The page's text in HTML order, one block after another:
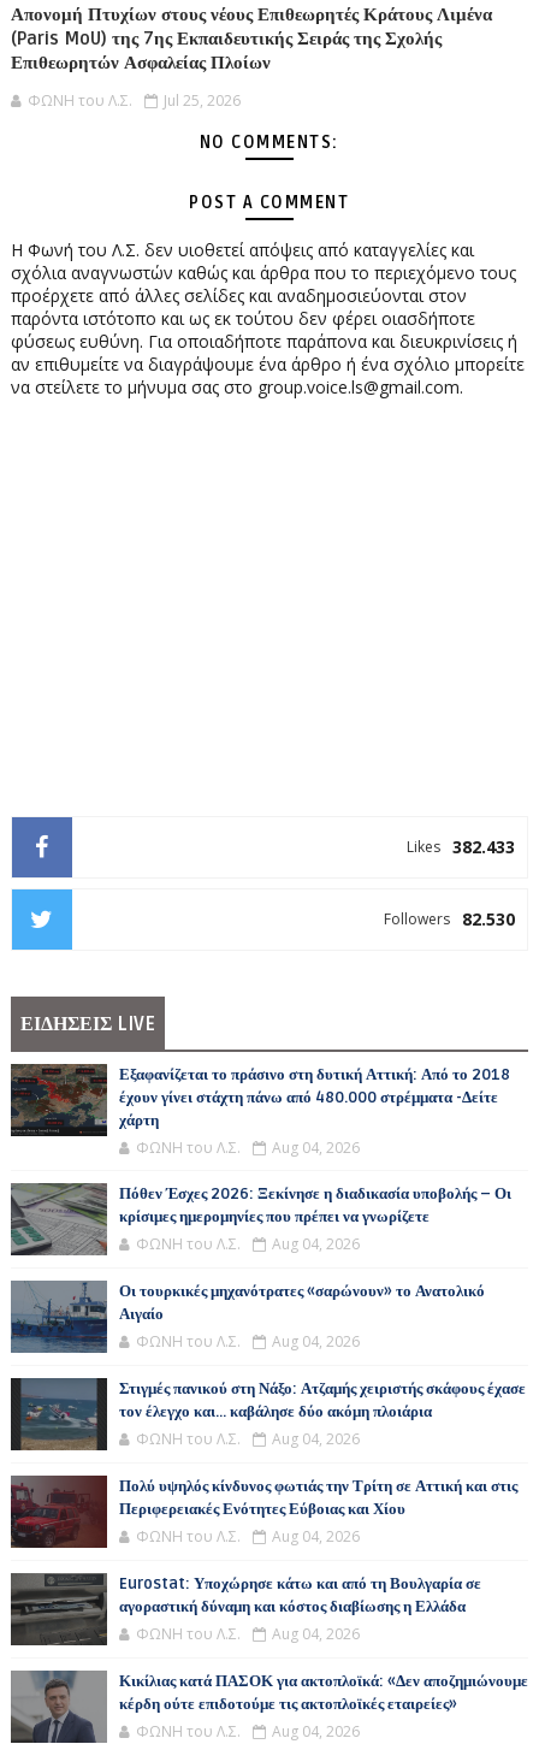
Απονομή Πτυχίων στους νέους Επιθεωρητές Κράτους Λιμένα
(Paris MoU) της 7ης Εκπαιδευτικής Σειράς της Σχολής
Επιθεωρητών Ασφαλείας Πλοίων
ΦΩΝΗ του Λ.Σ. Jul 25, 2026
NO COMMENTS:
POST A COMMENT
Η Φωνή του Λ.Σ. δεν υιοθετεί απόψεις από καταγγελίες και
σχόλια αναγνωστών καθώς και άρθρα που το περιεχόμενο τους
προέρχετε από άλλες σελίδες και αναδημοσιεύονται στον
παρόντα ιστότοπο και ως εκ τούτου δεν φέρει οιασδήποτε
φύσεως ευθύνη. Για οποιαδήποτε παράπονα και διευκρινίσεις ή
αν επιθυμείτε να διαγράψουμε ένα άρθρο ή ένα σχόλιο μπορείτε
να στείλετε το μήνυμα σας στο group.voice.ls@gmail.com.
382.433
Likes
82.530
Followers
ΕΙΔΗΣΕΙΣ LIVE
Εξαφανίζεται το πράσινο στη δυτική Αττική: Από το 2018
έχουν γίνει στάχτη πάνω από 480.000 στρέμματα -Δείτε
χάρτη
ΦΩΝΗ του Λ.Σ. Aug 04, 2026
Πόθεν Έσχες 2026: Ξεκίνησε η διαδικασία υποβολής – Οι
κρίσιμες ημερομηνίες που πρέπει να γνωρίζετε
ΦΩΝΗ του Λ.Σ. Aug 04, 2026
Οι τουρκικές μηχανότρατες «σαρώνουν» το Ανατολικό
Αιγαίο
ΦΩΝΗ του Λ.Σ. Aug 04, 2026
Στιγμές πανικού στη Νάξο: Ατζαμής χειριστής σκάφους έχασε
τον έλεγχο και... καβάλησε δύο ακόμη πλοιάρια
ΦΩΝΗ του Λ.Σ. Aug 04, 2026
Πολύ υψηλός κίνδυνος φωτιάς την Τρίτη σε Αττική και στις
Περιφερειακές Ενότητες Εύβοιας και Χίου
ΦΩΝΗ του Λ.Σ. Aug 04, 2026
Eurostat: Υποχώρησε κάτω και από τη Βουλγαρία σε
αγοραστική δύναμη και κόστος διαβίωσης η Ελλάδα
ΦΩΝΗ του Λ.Σ. Aug 04, 2026
Κικίλιας κατά ΠΑΣΟΚ για ακτοπλοϊκά: «Δεν αποζημιώνουμε
κέρδη ούτε επιδοτούμε τις ακτοπλοϊκές εταιρείες»
ΦΩΝΗ του Λ.Σ. Aug 04, 2026